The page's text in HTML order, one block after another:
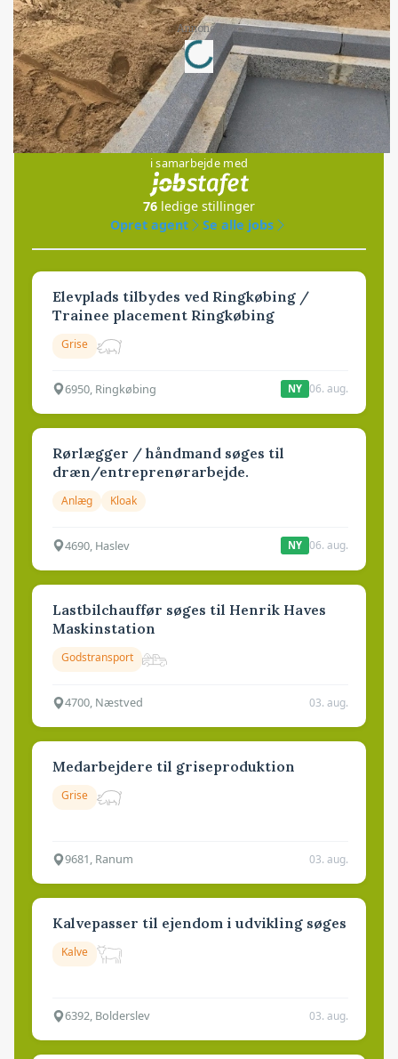
Annonce
Loading...
Jobs
i samarbejde med
76 ledige stillinger
Opret agent
Se alle jobs
Elevplads tilbydes ved Ringkøbing /
Trainee placement Ringkøbing
Grise
6950, Ringkøbing NY 06. aug.
Rørlægger / håndmand søges til
dræn/entreprenørarbejde.
Anlæg Kloak
4690, Haslev NY 06. aug.
Lastbilchauffør søges til Henrik Haves
Maskinstation
Godstransport
4700, Næstved 03. aug.
Medarbejdere til griseproduktion
Grise
9681, Ranum 03. aug.
Kalvepasser til ejendom i udvikling søges
Kalve
6392, Bolderslev 03. aug.